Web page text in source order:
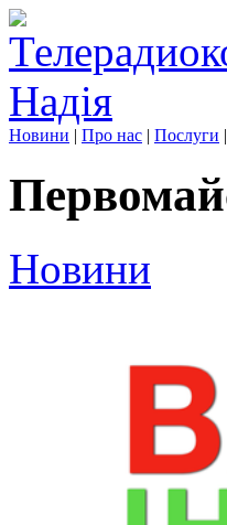
Новини | Про нас | Послуги |
Новини